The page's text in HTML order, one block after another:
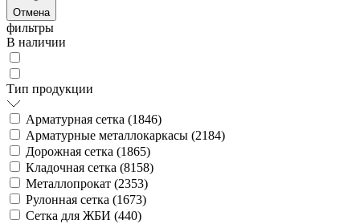
Отмена
фильтры
В наличии
Тип продукции
Арматурная сетка (1846)
Арматурные металлокаркасы (2184)
Дорожная сетка (1865)
Кладочная сетка (8158)
Металлопрокат (2353)
Рулонная сетка (1673)
Сетка для ЖБИ (440)